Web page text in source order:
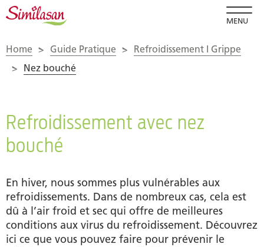
MENU
Home > Guide Pratique >
Refroidissement I Grippe
>
Nez bouché
Refroidissement avec nez
bouché
En hiver, nous sommes plus vulnérables aux
refroidissements. Dans de nombreux cas, cela est
dû à l’air froid et sec qui offre de meilleures
conditions aux virus du refroidissement. Découvrez
ici ce que vous pouvez faire pour prévenir le